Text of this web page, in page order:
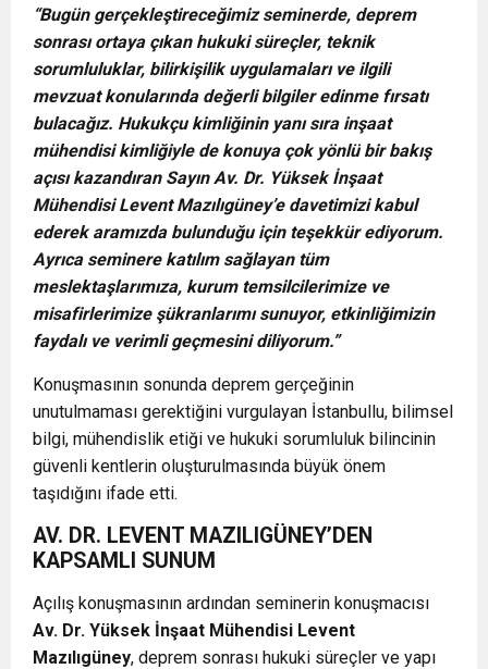
“Bugün gerçekleştireceğimiz seminerde, deprem
sonrası ortaya çıkan hukuki süreçler, teknik
sorumluluklar, bilirkişilik uygulamaları ve ilgili
mevzuat konularında değerli bilgiler edinme fırsatı
bulacağız. Hukukçu kimliğinin yanı sıra inşaat
mühendisi kimliğiyle de konuya çok yönlü bir bakış
açısı kazandıran Sayın Av. Dr. Yüksek İnşaat
Mühendisi Levent Mazılıgüney’e davetimizi kabul
ederek aramızda bulunduğu için teşekkür ediyorum.
Ayrıca seminere katılım sağlayan tüm
meslektaşlarımıza, kurum temsilcilerimize ve
misafirlerimize şükranlarımı sunuyor, etkinliğimizin
faydalı ve verimli geçmesini diliyorum.”
Konuşmasının sonunda deprem gerçeğinin
unutulmaması gerektiğini vurgulayan İstanbullu, bilimsel
bilgi, mühendislik etiği ve hukuki sorumluluk bilincinin
güvenli kentlerin oluşturulmasında büyük önem
taşıdığını ifade etti.
AV. DR. LEVENT MAZILIGÜNEY’DEN
KAPSAMLI SUNUM
Açılış konuşmasının ardından seminerin konuşmacısı
Av. Dr. Yüksek İnşaat Mühendisi Levent
Mazılıgüney, deprem sonrası hukuki süreçler ve yapı